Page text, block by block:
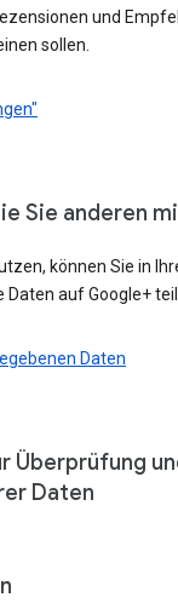
und
sollen.
Sie anderen
können Sie in
auf Google+
Daten
Überprüfung
Daten